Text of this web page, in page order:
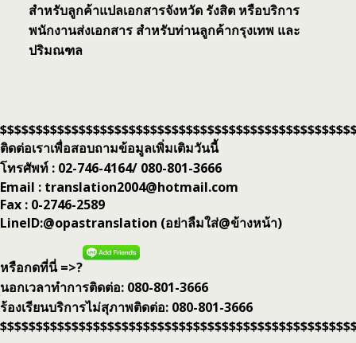
สำหรับลูกค้าแปลเอกสารจังหวัด รังสิต หรือบริการ
พนักงานส่งเอกสาร สำหรับท่านลูกค้ากรุงเทพ และ
ปริมณฑล
ติดต่อเราเพื่อสอบถามข้อมูลเพิ่มเติมวันนี้
โทรศัพท์ : 02-746-4164/ 080-801-3666
Email : translation2004@hotmail.com
Fax : 0-2746-2589
LineID:@opastranslation (อย่าลืมใส่@ข้างหน้า)
หรือกดที่นี่ =>?
นอกเวลาทำการติดต่อ: 080-801-3666
ร้องเรียนบริการไม่สุภาพติดต่อ: 080-801-3666